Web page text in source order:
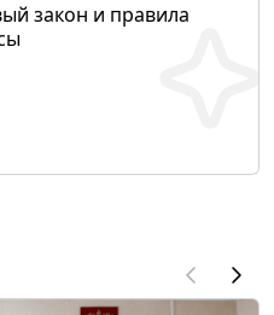
закон и правила